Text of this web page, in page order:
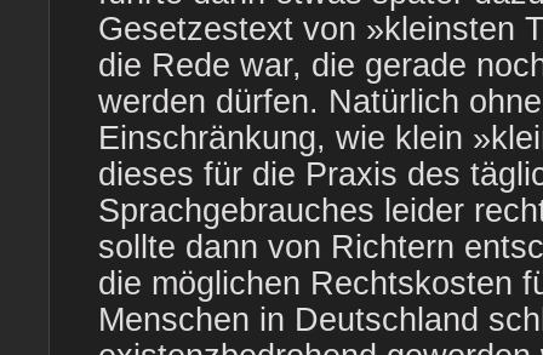
Gesetzestext von »kleinsten
die Rede war, die gerade
werden dürfen. Natürlich
Einschränkung, wie klein
dieses für die Praxis des
Sprachgebrauches leider
sollte dann von Richtern
die möglichen Rechtskosten
Menschen in Deutschland